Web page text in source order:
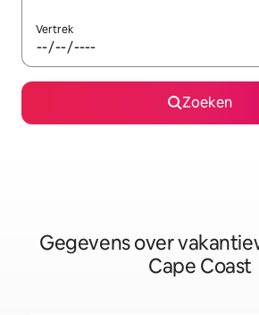
Vertrek
Zoeken
Gegevens over
Cape Coast